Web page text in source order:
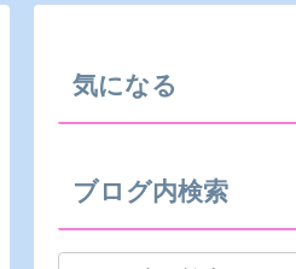
気になる
ブログ内検索